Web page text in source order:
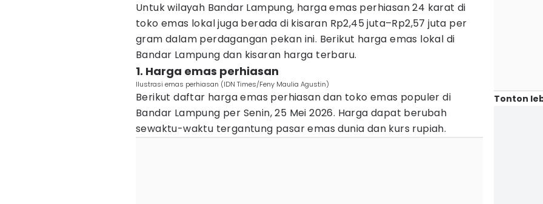
Untuk wilayah Bandar Lampung, harga emas perhiasan 24 karat di
toko emas lokal juga berada di kisaran Rp2,45 juta–Rp2,57 juta per
gram dalam perdagangan pekan ini. Berikut harga emas lokal di
Bandar Lampung dan kisaran harga terbaru.
1. Harga emas perhiasan
Ilustrasi emas perhiasan (IDN Times/Feny Maulia Agustin)
Berikut daftar harga emas perhiasan dan toko emas populer di
Bandar Lampung per Senin, 25 Mei 2026. Harga dapat berubah
sewaktu-waktu tergantung pasar emas dunia dan kurs rupiah.
Tonton